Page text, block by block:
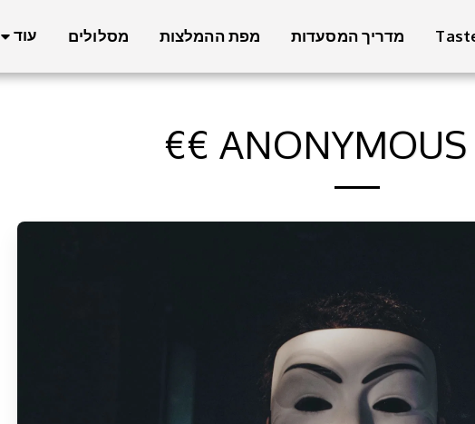
מדריך המסעדות מפת ההמלצות מסלולים עוד
ANONYMOUS